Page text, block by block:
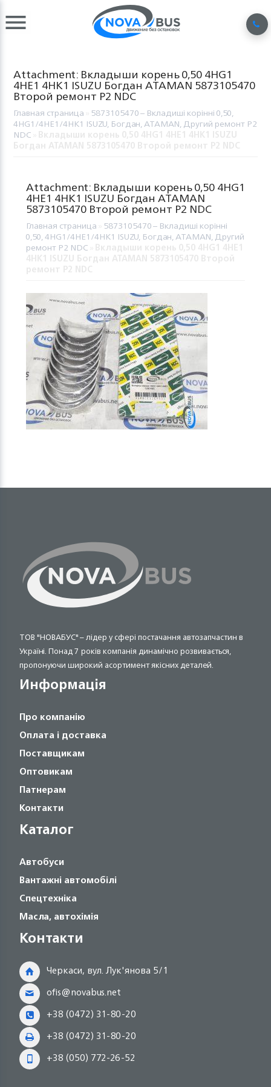
Attachment: Вкладыши корень 0,50 4HG1
4HE1 4HK1 ISUZU Богдан ATAMAN 5873105470
Второй ремонт Р2 NDC
Главная страница 5873105470 – Вкладиші корінні 0,50,
4HG1/4HE1/4HK1 ISUZU, Богдан, ATAMAN, Другий ремонт Р2
NDC
Attachment: Вкладыши корень 0,50 4HG1
4HE1 4HK1 ISUZU Богдан ATAMAN
5873105470 Второй ремонт Р2 NDC
Главная страница 5873105470 – Вкладиші корінні
0,50, 4HG1/4HE1/4HK1 ISUZU, Богдан, ATAMAN, Другий
ремонт Р2 NDC
ТОВ "НОВАБУС" – лідер у сфері постачання автозапчастин в
Україні. Понад 7 років компанія динамічно розвивається,
пропонуючи широкий асортимент якісних деталей.
Информація
Про компанію
Оплата і доставка
Поставщикам
Оптовикам
Патнерам
Контакти
Каталог
Автобуси
Вантажні автомобілі
Спецтехніка
Масла, автохімія
Контакти
Черкаси, вул. Лук'янова 5/1
ofis@novabus.net
+38 (0472) 31-80-20
+38 (0472) 31-80-20
+38 (050) 772-26-52